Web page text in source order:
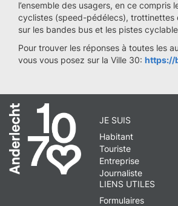
l’ensemble des usagers, en ce compris
cyclistes (speed-pédélecs), trottinettes
sur les bandes bus et les pistes
Pour trouver les réponses à toutes les
vous vous posez sur la Ville 30: https://
JE SUIS
Habitant
Touriste
Entreprise
Journaliste
LIENS UTILES
Formulaires